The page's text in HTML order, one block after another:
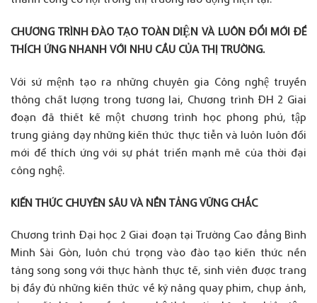
CHƯƠNG TRÌNH ĐÀO TẠO TOÀN DIỆN VÀ LUÔN ĐỔI MỚI ĐỂ
THÍCH ỨNG NHANH VỚI NHU CẦU CỦA THỊ TRƯỜNG.
Với sứ mệnh tạo ra những chuyên gia Công nghệ truyền
thông chất lượng trong tương lai, Chương trình ĐH 2 Giai
đoạn đã thiết kế một chương trình học phong phú, tập
trung giảng dạy những kiến thức thực tiễn và luôn luôn đổi
mới để thích ứng với sự phát triển mạnh mẽ của thời đại
công nghệ.
KIẾN THỨC CHUYÊN SÂU VÀ NỀN TẢNG VỮNG CHẮC
Chương trình Đại học 2 Giai đoạn tại Trường Cao đẳng Bình
Minh Sài Gòn, luôn chú trọng vào đào tạo kiến thức nền
tảng song song với thực hành thực tế, sinh viên được trang
bị đầy đủ những kiến thức về kỹ năng quay phim, chụp ảnh,